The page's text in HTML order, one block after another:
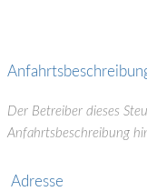
Der Betreiber dieses
Anfahrtsbeschreibung
Adresse